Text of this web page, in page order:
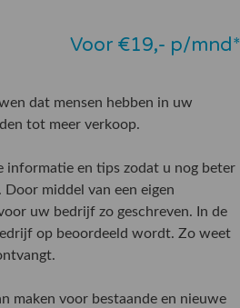
Voor €19,- p/mnd*
dat mensen hebben in uw
tot meer verkoop.
informatie en tips zodat u nog beter
middel van een eigen
uw bedrijf zo geschreven. In de
op beoordeeld wordt. Zo weet
maken voor bestaande en nieuwe